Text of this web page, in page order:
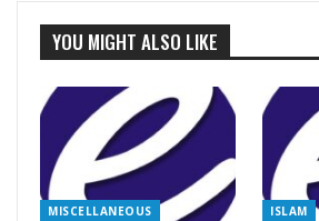
YOU MIGHT ALSO LIKE
MISCELLANEOUS ISLAM